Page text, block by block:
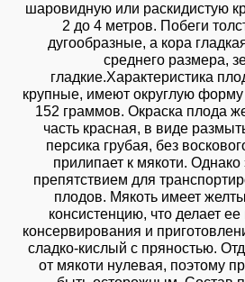
шаровидную или раскидистую
2 до 4 метров. Побеги
дугообразные, а кора
среднего размера,
гладкие.Характеристика
крупные, имеют округлую форму
152 граммов. Окраска плода
часть красная, в виде
персика грубая, без
прилипает к мякоти. Однако
препятствием для
плодов. Мякоть имеет
консистенцию, что делает
консервирования и
сладко-кислый с пряностью.
от мякоти нулевая, поэтому